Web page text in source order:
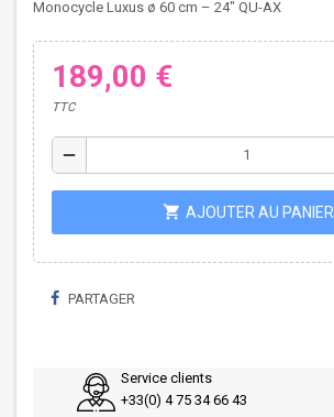
Monocycle Luxus ø 60 cm – 24" QU-AX
189,00 €
TTC
remove
shopping_cart AJOUTER AU PANIER
PARTAGER
Service clients
+33(0) 4 75 34 66 43